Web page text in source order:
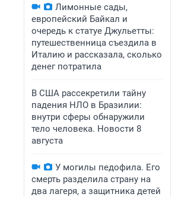
Лимонные сады,
европейский Байкал и
очередь к статуе Джульетты:
путешественница съездила в
Италию и рассказала, сколько
денег потратила
В США рассекретили тайну
падения НЛО в Бразилии:
внутри сферы обнаружили
тело человека. Новости 8
августа
У могилы педофила. Его
смерть разделила страну на
два лагеря, а защитника детей